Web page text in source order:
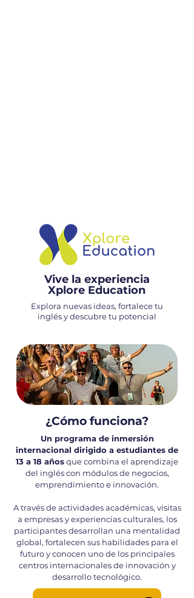
Vive la experiencia
Xplore Education
Explora nuevas ideas, fortalece tu
inglés y descubre tu potencial
¿Cómo funciona?
Un programa de inmersión
internacional dirigido a estudiantes de
13 a 18 añosque combina el aprendizaje
del inglés con módulos de negocios,
emprendimiento e innovación.
A través de actividades académicas, visitas
a empresas y experiencias culturales, los
participantes desarrollan una mentalidad
global, fortalecen sus habilidades para el
futuro y conocen uno de los principales
centros internacionales de innovación y
desarrollo tecnológico.